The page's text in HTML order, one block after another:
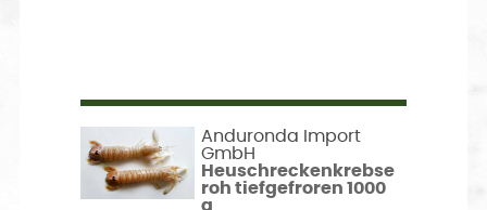
Anduronda Import
GmbH
Heuschreckenkrebse
roh tiefgefroren 1000
g